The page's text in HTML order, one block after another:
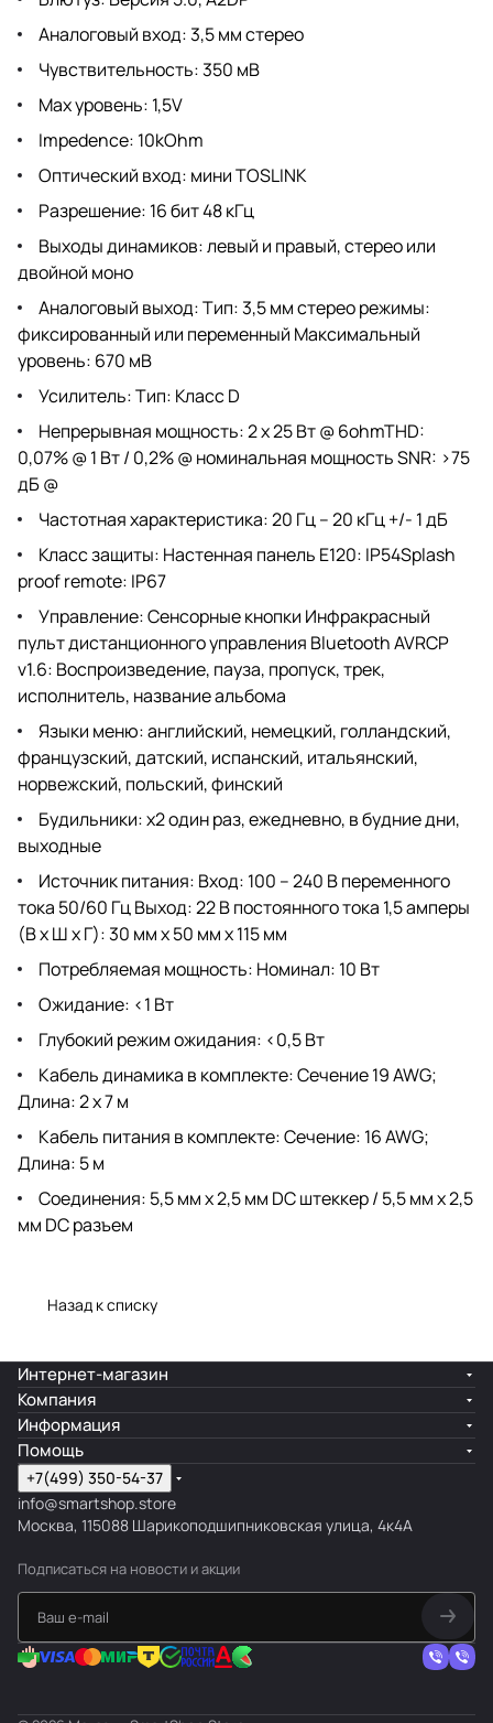
Аналоговый вход: 3,5 мм стерео
Чувствительность: 350 мВ
Max уровень: 1,5V
Impedence: 10kOhm
Оптический вход: мини TOSLINK
Разрешение: 16 бит 48 кГц
Выходы динамиков: левый и правый, стерео или
двойной моно
Аналоговый выход: Тип: 3,5 мм стерео режимы:
фиксированный или переменный Максимальный
уровень: 670 мВ
Усилитель: Тип: Класс D
Непрерывная мощность: 2 x 25 Вт @ 6ohmTHD:
0,07% @ 1 Вт / 0,2% @ номинальная мощность SNR: >75
дБ @
Частотная характеристика: 20 Гц – 20 кГц +/- 1 дБ
Класс защиты: Настенная панель E120: IP54Splash
proof remote: IP67
Управление: Сенсорные кнопки Инфракрасный
пульт дистанционного управления Bluetooth AVRCP
v1.6: Воспроизведение, пауза, пропуск, трек,
исполнитель, название альбома
Языки меню: английский, немецкий, голландский,
французский, датский, испанский, итальянский,
норвежский, польский, финский
Будильники: x2 один раз, ежедневно, в будние дни,
выходные
Источник питания: Вход: 100 – 240 В переменного
тока 50/60 Гц Выход: 22 В постоянного тока 1,5 амперы
(В x Ш x Г): 30 мм х 50 мм х 115 мм
Потребляемая мощность: Номинал: 10 Вт
Ожидание: <1 Вт
Глубокий режим ожидания: <0,5 Вт
Кабель динамика в комплекте: Сечение 19 AWG;
Длина: 2 x 7 м
Кабель питания в комплекте: Сечение: 16 AWG;
Длина: 5 м
Соединения: 5,5 мм х 2,5 мм DC штеккер / 5,5 мм х 2,5
мм DC разъем
Назад к списку
Интернет-магазин
Компания
Информация
Помощь
+7(499) 350-54-37
info@smartshop.store
Москва, 115088 Шарикоподшипниковская улица, 4к4А
Подписаться на новости и акции